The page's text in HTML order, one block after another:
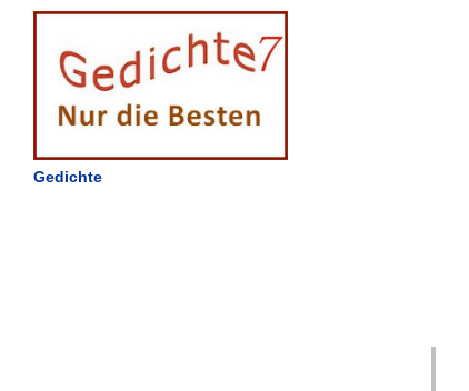
Gedichte